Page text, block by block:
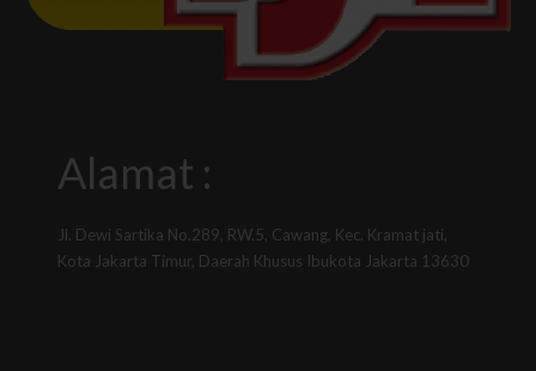
Alamat :
Jl. Dewi Sartika No.289, RW.5, Cawang, Kec. Kramat jati,
Kota Jakarta Timur, Daerah Khusus Ibukota Jakarta 13630